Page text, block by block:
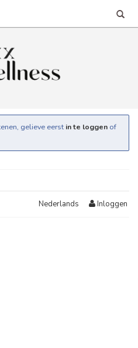
gelieve eerst in te loggen of
Nederlands Inloggen